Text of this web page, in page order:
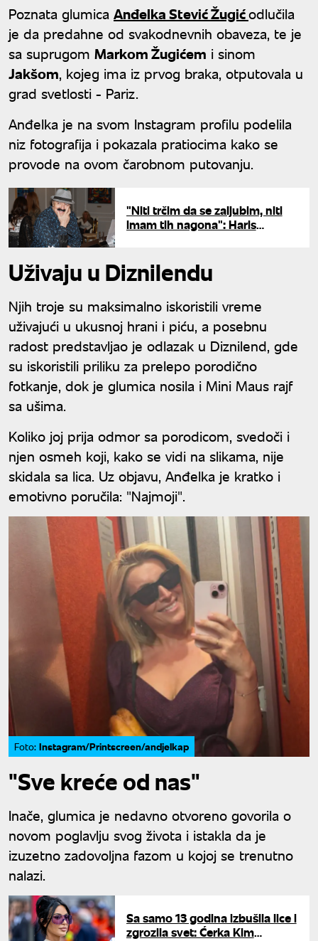
Poznata glumica Anđelka Stević Žugićodlučila
je da predahne od svakodnevnih obaveza, te je
sa suprugom Markom Žugićem i sinom
Jakšom, kojeg ima iz prvog braka, otputovala u
grad svetlosti - Pariz.
Anđelka je na svom Instagram profilu podelila
niz fotografija i pokazala pratiocima kako se
provode na ovom čarobnom putovanju.
"Niti trčim da se zaljubim, niti
imam tih nagona": Haris
Uživaju u Diznilendu
Njih troje su maksimalno iskoristili vreme
uživajući u ukusnoj hrani i piću, a posebnu
radost predstavljao je odlazak u Diznilend, gde
su iskoristili priliku za prelepo porodično
fotkanje, dok je glumica nosila i Mini Maus rajf
sa ušima.
Koliko joj prija odmor sa porodicom, svedoči i
njen osmeh koji, kako se vidi na slikama, nije
skidala sa lica. Uz objavu, Anđelka je kratko i
emotivno poručila: "Najmoji".
Foto: Instagram/Printscreen/andjelkap
"Sve kreće od nas"
Inače, glumica je nedavno otvoreno govorila o
novom poglavlju svog života i istakla da je
izuzetno zadovoljna fazom u kojoj se trenutno
nalazi.
Sa samo 13 godina izbušila lice i
zgrozila svet: Ćerka Kim